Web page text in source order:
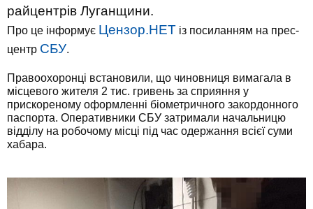
райцентрів Луганщини.
Про це інформує Цензор.НЕТ із посиланням на прес-
центр СБУ.
Правоохоронці встановили, що чиновниця вимагала в
місцевого жителя 2 тис. гривень за сприяння у
прискореному оформленні біометричного закордонного
паспорта. Оперативники СБУ затримали начальницю
відділу на робочому місці під час одержання всієї суми
хабара.